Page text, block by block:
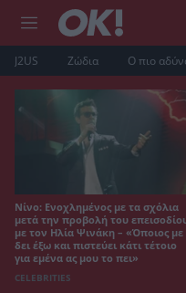
J2US Ζώδια Ο πιο
Νίνο: Ενοχλημένος με τα σχόλια
μετά την προβολή του
με τον Ηλία Ψινάκη – «Όποιος με
δει έξω και πιστεύει κάτι τέτοιο
για εμένα ας μου το πει»
CELEBRITIES